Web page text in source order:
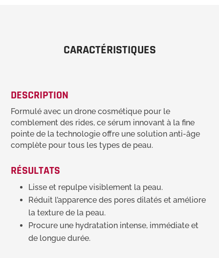
CARACTÉRISTIQUES
DESCRIPTION
Formulé avec un drone cosmétique pour le
comblement des rides, ce sérum innovant à la fine
pointe de la technologie offre une solution anti-âge
complète pour tous les types de peau.
RÉSULTATS
Lisse et repulpe visiblement la peau.
Réduit l’apparence des pores dilatés et améliore
la texture de la peau.
Procure une hydratation intense, immédiate et
de longue durée.